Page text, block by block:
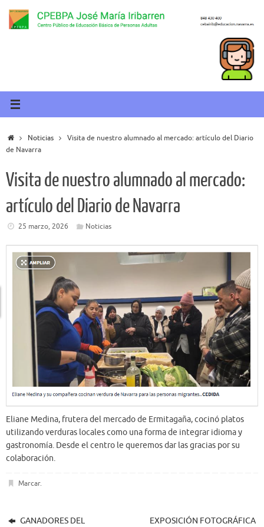
contenido
InicioNoticias
Visita de nuestro alumnado al mercado: artículo del Diario
de Navarra
Visita de nuestro alumnado al mercado:
artículo del Diario de Navarra
25 marzo, 2026 Noticias
Eliane Medina, frutera del mercado de Ermitagaña, cocinó platos
utilizando verduras locales como una forma de integrar idioma y
gastronomía. Desde el centro le queremos dar las gracias por su
colaboración.
Marcar.
GANADORES DEL
EXPOSICIÓN FOTOGRÁFICA